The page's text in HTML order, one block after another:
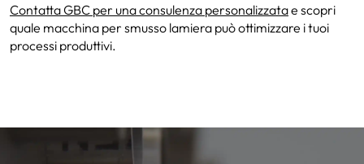
Contatta GBC per una consulenza personalizzatae scopri
quale macchina per smusso lamiera può ottimizzare i tuoi
processi produttivi.